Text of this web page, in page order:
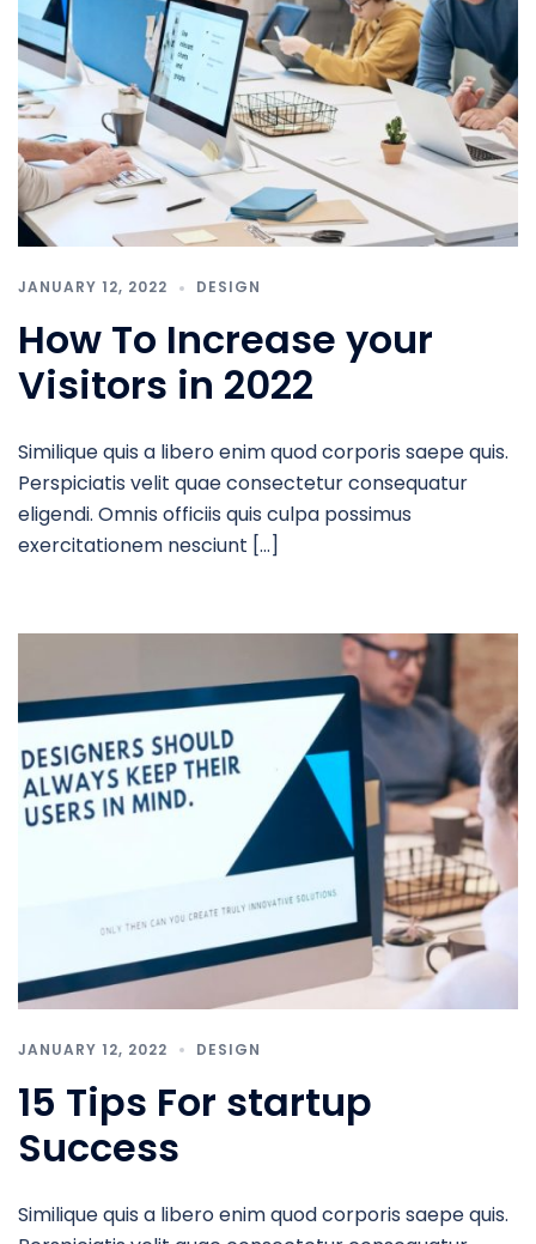
JANUARY 12, 2022 DESIGN
How To Increase your
Visitors in 2022
Similique quis a libero enim quod corporis saepe quis.
Perspiciatis velit quae consectetur consequatur
eligendi. Omnis officiis quis culpa possimus
exercitationem nesciunt […]
JANUARY 12, 2022 DESIGN
15 Tips For startup
Success
Similique quis a libero enim quod corporis saepe quis.